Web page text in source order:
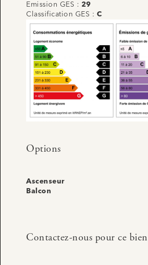
Emission GES : 29
Classification GES : C
Options
Ascenseur
Balcon
Contactez-nous pour ce bien